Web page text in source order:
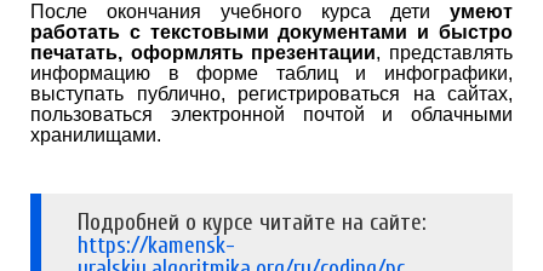
После окончания учебного курса дети умеют
работать с текстовыми документами и быстро
печатать, оформлять презентации, представлять
информацию в форме таблиц и инфографики,
выступать публично, регистрироваться на сайтах,
пользоваться электронной почтой и облачными
хранилищами.
Подробней о курсе читайте на сайте:
https://kamensk-